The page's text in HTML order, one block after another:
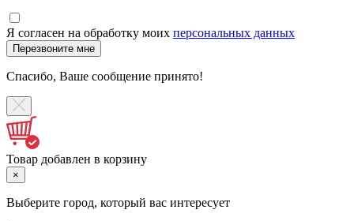
Я согласен на обработку моих персональных данных
Спасибо, Ваше сообщение принято!
Товар добавлен в корзину
×
Выберите город, который вас интересует